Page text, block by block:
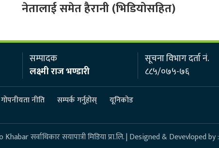
नेतालाई समेत हैरानी (भिडियोसहित)
सम्पादक
लक्ष्मी राज भण्डारी
सूचना विभाग दर्ता नं.
८८५/०७५-७६
गोपनीयता नीति सम्पर्क गर्नुहोस् यूनिकोड
सर्वाधिकार सयापात्री मिडिया प्रा.लि. | Designed & Devevloped by :